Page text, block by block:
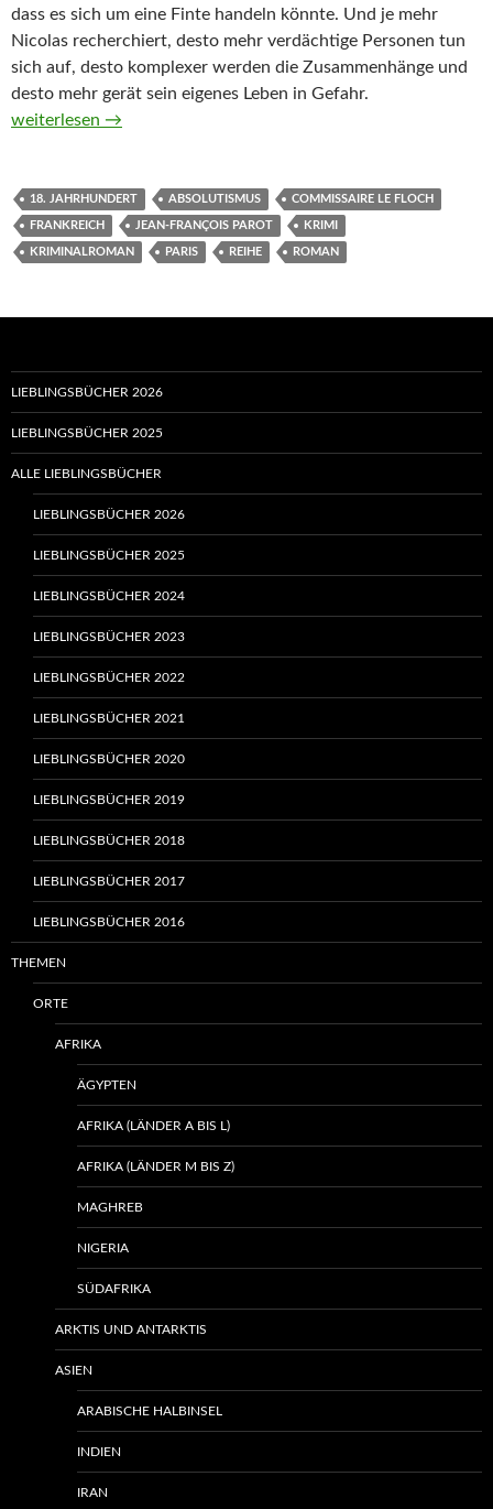
dass es sich um eine Finte handeln könnte. Und je mehr
Nicolas recherchiert, desto mehr verdächtige Personen tun
sich auf, desto komplexer werden die Zusammenhänge und
desto mehr gerät sein eigenes Leben in Gefahr.
Commissaire Le Floch und das Geheimnis der Weißmäntel
weiterlesen →
18. JAHRHUNDERT ABSOLUTISMUS COMMISSAIRE LE FLOCH
FRANKREICH JEAN-FRANÇOIS PAROT KRIMI
KRIMINALROMAN PARIS REIHE ROMAN
LIEBLINGSBÜCHER 2026
LIEBLINGSBÜCHER 2025
ALLE LIEBLINGSBÜCHER
LIEBLINGSBÜCHER 2026
LIEBLINGSBÜCHER 2025
LIEBLINGSBÜCHER 2024
LIEBLINGSBÜCHER 2023
LIEBLINGSBÜCHER 2022
LIEBLINGSBÜCHER 2021
LIEBLINGSBÜCHER 2020
LIEBLINGSBÜCHER 2019
LIEBLINGSBÜCHER 2018
LIEBLINGSBÜCHER 2017
LIEBLINGSBÜCHER 2016
THEMEN
ORTE
AFRIKA
ÄGYPTEN
AFRIKA (LÄNDER A BIS L)
AFRIKA (LÄNDER M BIS Z)
MAGHREB
NIGERIA
SÜDAFRIKA
ARKTIS UND ANTARKTIS
ASIEN
ARABISCHE HALBINSEL
INDIEN
IRAN